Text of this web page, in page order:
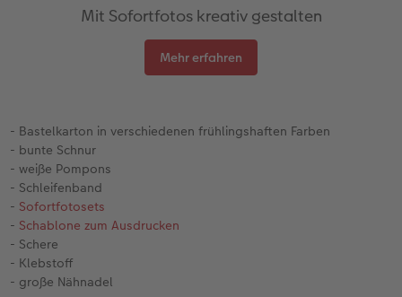
Mit Sofortfotos kreativ gestalten
Mehr erfahren
- Bastelkarton in verschiedenen frühlingshaften Farben
- bunte Schnur
- weiße Pompons
- Schleifenband
- Sofortfotosets
- Schablone zum Ausdrucken
- Schere
- Klebstoff
- große Nähnadel